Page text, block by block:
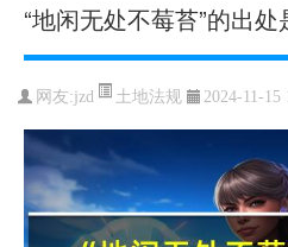
“地闲无处不莓苔”的出处
网友:jzd 土地法规 2024-11-15